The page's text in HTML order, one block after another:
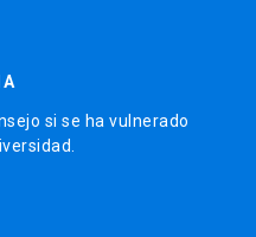
si se ha vulnerado